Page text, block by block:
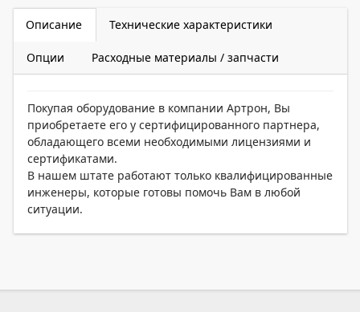
Описание Технические характеристики
Опции Расходные материалы / запчасти
Покупая оборудование в компании Артрон, Вы
приобретаете его у сертифицированного партнера,
обладающего всеми необходимыми лицензиями и
сертификатами.
В нашем штате работают только квалифицированные
инженеры, которые готовы помочь Вам в любой
ситуации.